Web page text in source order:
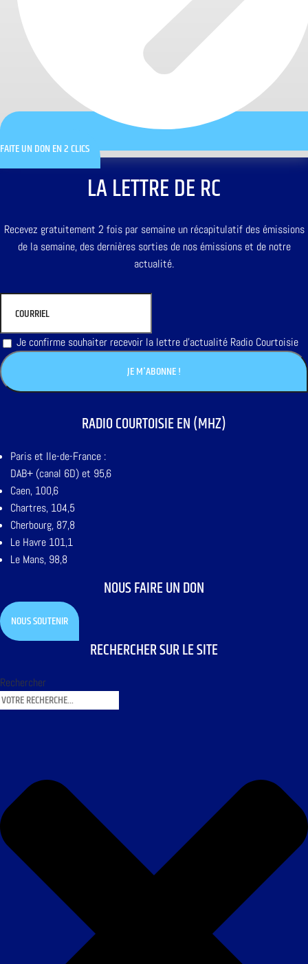
FAITE UN DON EN 2 CLICS
LA LETTRE DE RC
Recevez gratuitement 2 fois par semaine un récapitulatif des émissions
de la semaine, des dernières sorties de nos émissions et de notre
actualité.
Je confirme souhaiter recevoir la lettre d'actualité Radio Courtoisie
RADIO COURTOISIE EN (MHZ)
Paris et Ile-de-France :
DAB+ (canal 6D) et 95,6
Caen, 100,6
Chartres, 104,5
Cherbourg, 87,8
Le Havre 101,1
Le Mans, 98,8
NOUS FAIRE UN DON
NOUS SOUTENIR
RECHERCHER SUR LE SITE
Rechercher